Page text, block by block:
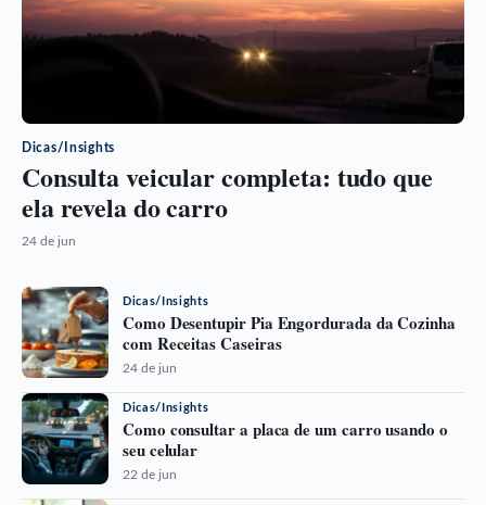
Dicas/Insights
Consulta veicular completa: tudo que
ela revela do carro
24 de jun
Dicas/Insights
Como Desentupir Pia Engordurada da Cozinha
com Receitas Caseiras
24 de jun
Dicas/Insights
Como consultar a placa de um carro usando o
seu celular
22 de jun